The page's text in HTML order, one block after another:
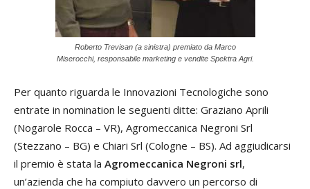
Roberto Trevisan (a sinistra) premiato da Marco
Miserocchi, responsabile marketing e vendite Spektra Agri.
Per quanto riguarda le Innovazioni Tecnologiche sono
entrate in nomination le seguenti ditte: Graziano Aprili
(Nogarole Rocca – VR), Agromeccanica Negroni Srl
(Stezzano – BG) e Chiari Srl (Cologne – BS). Ad aggiudicarsi
il premio è stata la Agromeccanica Negroni srl,
un’azienda che ha compiuto davvero un percorso di